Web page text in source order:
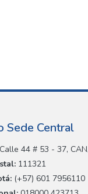
Sede Central
Calle 44 # 53 - 37,
111321
(+57) 601 7956110